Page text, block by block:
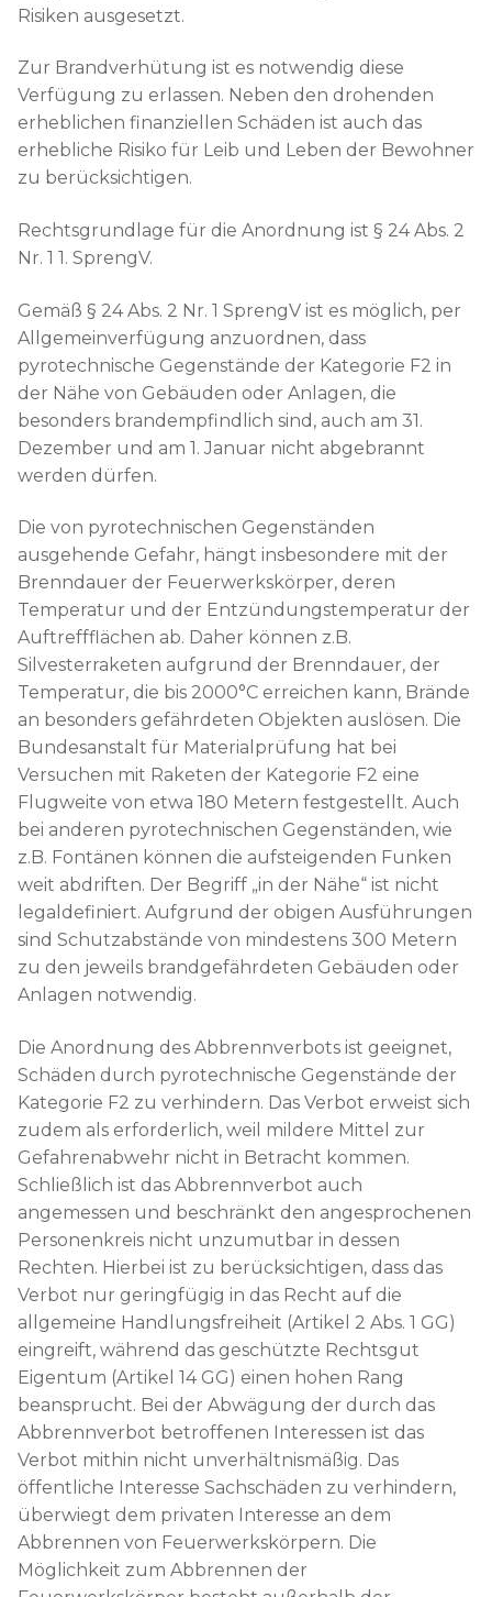
Risiken ausgesetzt.
Zur Brandverhütung ist es notwendig diese
Verfügung zu erlassen. Neben den drohenden
erheblichen finanziellen Schäden ist auch das
erhebliche Risiko für Leib und Leben der Bewohner
zu berücksichtigen.
Rechtsgrundlage für die Anordnung ist § 24 Abs. 2
Nr. 1 1. SprengV.
Gemäß § 24 Abs. 2 Nr. 1 SprengV ist es möglich, per
Allgemeinverfügung anzuordnen, dass
pyrotechnische Gegenstände der Kategorie F2 in
der Nähe von Gebäuden oder Anlagen, die
besonders brandempfindlich sind, auch am 31.
Dezember und am 1. Januar nicht abgebrannt
werden dürfen.
Die von pyrotechnischen Gegenständen
ausgehende Gefahr, hängt insbesondere mit der
Brenndauer der Feuerwerkskörper, deren
Temperatur und der Entzündungstemperatur der
Auftreffflächen ab. Daher können z.B.
Silvesterraketen aufgrund der Brenndauer, der
Temperatur, die bis 2000°C erreichen kann, Brände
an besonders gefährdeten Objekten auslösen. Die
Bundesanstalt für Materialprüfung hat bei
Versuchen mit Raketen der Kategorie F2 eine
Flugweite von etwa 180 Metern festgestellt. Auch
bei anderen pyrotechnischen Gegenständen, wie
z.B. Fontänen können die aufsteigenden Funken
weit abdriften. Der Begriff „in der Nähe“ ist nicht
legaldefiniert. Aufgrund der obigen Ausführungen
sind Schutzabstände von mindestens 300 Metern
zu den jeweils brandgefährdeten Gebäuden oder
Anlagen notwendig.
Die Anordnung des Abbrennverbots ist geeignet,
Schäden durch pyrotechnische Gegenstände der
Kategorie F2 zu verhindern. Das Verbot erweist sich
zudem als erforderlich, weil mildere Mittel zur
Gefahrenabwehr nicht in Betracht kommen.
Schließlich ist das Abbrennverbot auch
angemessen und beschränkt den angesprochenen
Personenkreis nicht unzumutbar in dessen
Rechten. Hierbei ist zu berücksichtigen, dass das
Verbot nur geringfügig in das Recht auf die
allgemeine Handlungsfreiheit (Artikel 2 Abs. 1 GG)
eingreift, während das geschützte Rechtsgut
Eigentum (Artikel 14 GG) einen hohen Rang
beansprucht. Bei der Abwägung der durch das
Abbrennverbot betroffenen Interessen ist das
Verbot mithin nicht unverhältnismäßig. Das
öffentliche Interesse Sachschäden zu verhindern,
überwiegt dem privaten Interesse an dem
Abbrennen von Feuerwerkskörpern. Die
Möglichkeit zum Abbrennen der